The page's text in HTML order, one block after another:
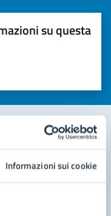
Informazioni sui cookie
su questa
a 5 stelle)la chiarezza delle